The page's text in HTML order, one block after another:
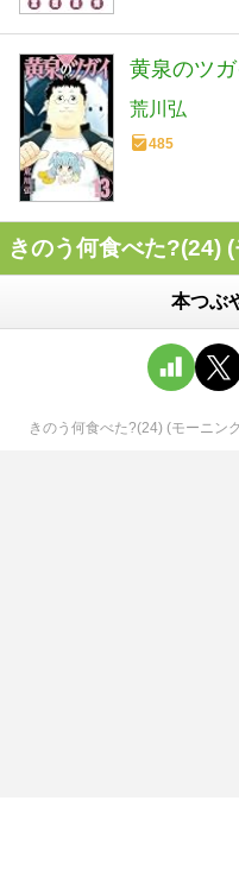
黄泉のツ
荒川弘
485
きのう何食べた?(24)
本つぶ
きのう何食べた?(24) (モーニン